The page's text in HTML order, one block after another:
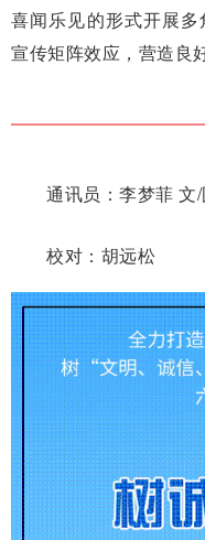
喜闻乐见的形式开展
宣传矩阵效应，营造良
通讯员：李梦菲 文/
校对：胡远松